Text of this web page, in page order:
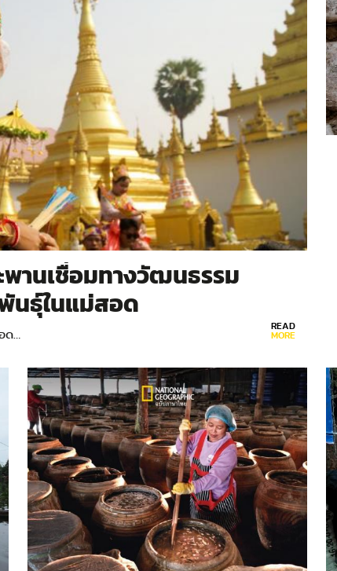
พานเชื่อมทางวัฒนธรรม
นธุ์ในแม่สอด
ด…
READ
MORE